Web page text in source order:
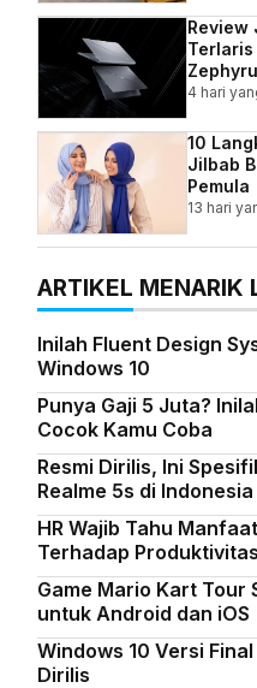
Review
Terlaris
4 hari
10
Jilbab
Pemula
13 hari
ARTIKEL MENARIK
Inilah Fluent Design
Windows 10
Punya Gaji 5 Juta?
Cocok Kamu Coba
Resmi Dirilis, Ini
Realme 5s di Indonesia
HR Wajib Tahu
Terhadap
Game Mario Kart Tour
untuk Android dan iOS
Windows 10 Versi
Dirilis